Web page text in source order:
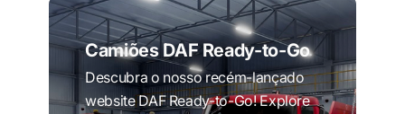
Camiões DAF Ready-to-Go
Descubra o nosso recém-lançado
website DAF Ready-to-Go! Explore